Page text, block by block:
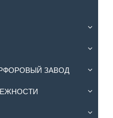
ЗАВОД